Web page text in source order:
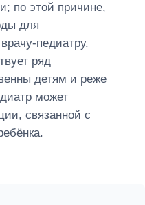
по этой причине,
для
педиатру.
ряд
детям и реже
может
связанной с